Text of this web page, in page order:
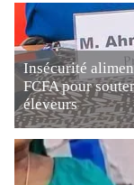
Insécurité
FCFA pour
éleveurs